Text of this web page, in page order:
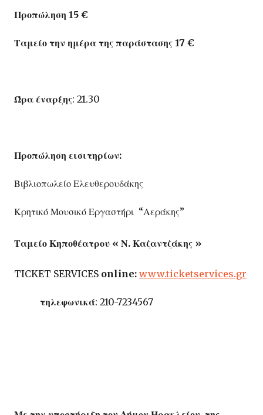
Προπώληση 15 €
Ταμείο την ημέρα της παράστασης 17 €
Ώρα έναρξης: 21.30
Προπώληση εισιτηρίων:
Βιβλιοπωλείο Ελευθερουδάκης
Κρητικό Μουσικό Εργαστήρι “Αεράκης”
Ταμείο Κηποθέατρου « Ν. Καζαντζάκης »
TICKET SERVICES online: www.ticketservices.gr
τηλεφωνικά: 210-7234567